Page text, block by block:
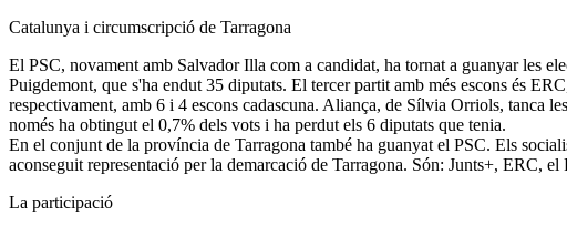
Catalunya i circumscripció de Tarragona
El PSC, novament amb Salvador Illa com a candidat, ha tornat a guanyar les
Puigdemont, que s'ha endut 35 diputats. El tercer partit amb més escons és
respectivament, amb 6 i 4 escons cadascuna. Aliança, de Sílvia Orriols, tanca
només ha obtingut el 0,7% dels vots i ha perdut els 6 diputats que tenia.
En el conjunt de la província de Tarragona també ha guanyat el PSC. Els
aconseguit representació per la demarcació de Tarragona. Són: Junts+, ERC, el
La participació